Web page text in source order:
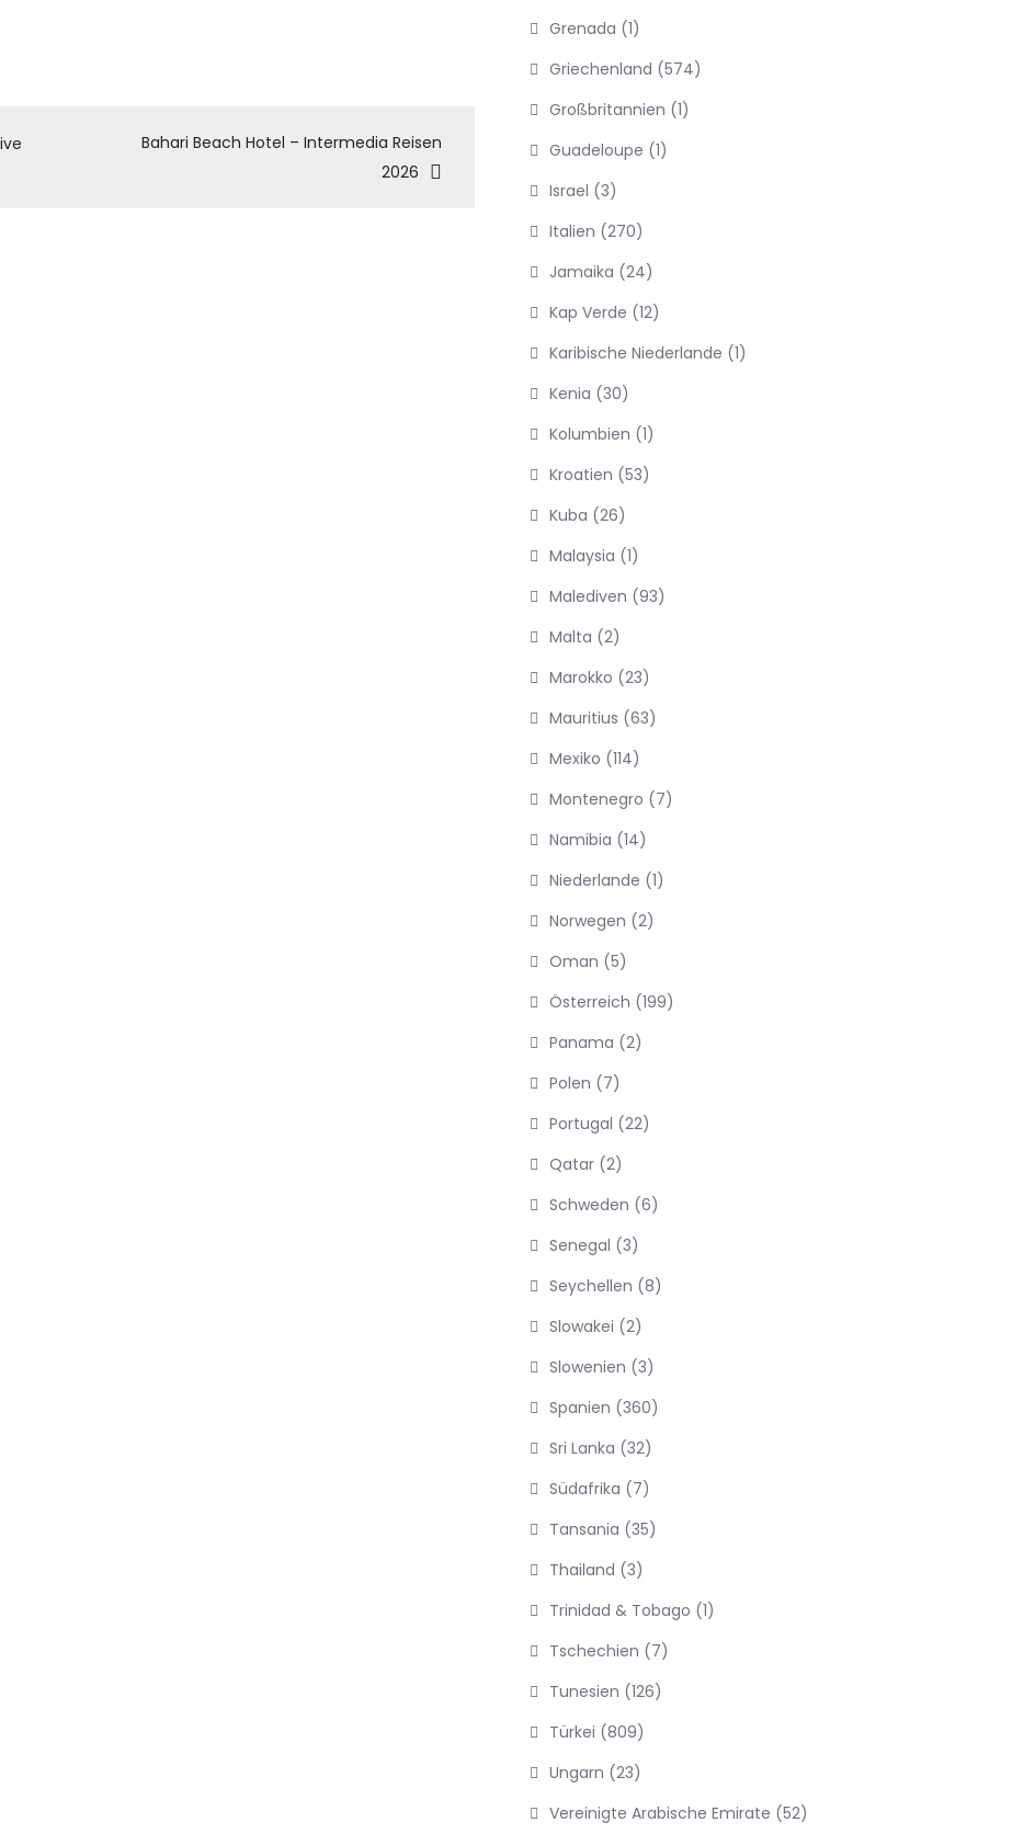
Bahari Beach Hotel – Intermedia Reisen
2026
Grenada (1)
Griechenland (574)
Großbritannien (1)
Guadeloupe (1)
Israel (3)
Italien (270)
Jamaika (24)
Kap Verde (12)
Karibische Niederlande (1)
Kenia (30)
Kolumbien (1)
Kroatien (53)
Kuba (26)
Malaysia (1)
Malediven (93)
Malta (2)
Marokko (23)
Mauritius (63)
Mexiko (114)
Montenegro (7)
Namibia (14)
Niederlande (1)
Norwegen (2)
Oman (5)
Österreich (199)
Panama (2)
Polen (7)
Portugal (22)
Qatar (2)
Schweden (6)
Senegal (3)
Seychellen (8)
Slowakei (2)
Slowenien (3)
Spanien (360)
Sri Lanka (32)
Südafrika (7)
Tansania (35)
Thailand (3)
Trinidad & Tobago (1)
Tschechien (7)
Tunesien (126)
Türkei (809)
Ungarn (23)
Vereinigte Arabische Emirate (52)